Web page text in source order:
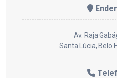
Av. Raja
Santa Lúcia, Belo